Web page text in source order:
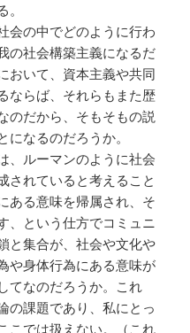
会の中でどのように行わ
の社会構築主義になるだ
おいて、資本主義や共同
ならば、それらもまた歴
のだから、そもそもの説
なるのだろうか。
、ルーマンのように社会
されていると考えること
ある意味を帰属され、そ
、という仕方でコミュニ
と集合が、社会や文化や
や身体行為にある意味が
てなのだろうか。これ
の課題であり、私にとっ
こでは扱えない。（これ